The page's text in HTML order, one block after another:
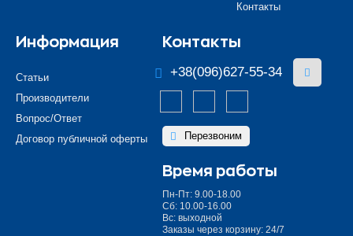
Контакты
Информация
Статьи
Производители
Вопрос/Ответ
Договор публичной оферты
Контакты
+38(096)627-55-34
Перезвоним
Время работы
Пн-Пт: 9.00-18.00
Сб: 10.00-16.00
Вс: выходной
Заказы через корзину: 24/7